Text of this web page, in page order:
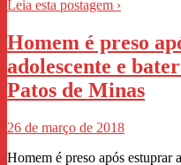
Leia esta postagem ›
Homem é preso
adolescente e
Patos de Minas
26 de março de 2018
Homem é preso após estuprar